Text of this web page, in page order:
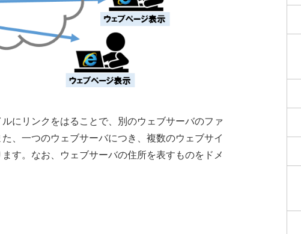
にリンクをはることで、別のウェブサーバのファ
、一つのウェブサーバにつき、複数のウェブサイ
す。なお、ウェブサーバの住所を表すものをドメ